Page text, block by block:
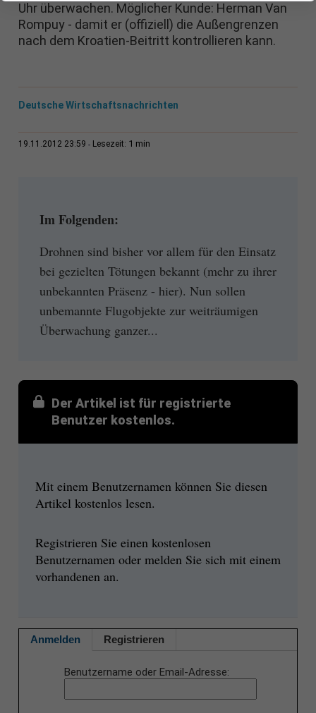
Uhr überwachen. Möglicher Kunde: Herman Van
Rompuy - damit er (offiziell) die Außengrenzen
nach dem Kroatien-Beitritt kontrollieren kann.
Deutsche Wirtschaftsnachrichten
19.11.2012 23:59 Lesezeit: 1 min
Im Folgenden:
Drohnen sind bisher vor allem für den Einsatz
bei gezielten Tötungen bekannt (mehr zu ihrer
unbekannten Präsenz - hier). Nun sollen
unbemannte Flugobjekte zur weiträumigen
Überwachung ganzer...
Der Artikel ist für registrierte
Benutzer kostenlos.
Mit einem Benutzernamen können Sie diesen
Artikel kostenlos lesen.
Registrieren Sie einen kostenlosen
Benutzernamen oder melden Sie sich mit einem
vorhandenen an.
Anmelden Registrieren
Benutzername oder Email-Adresse